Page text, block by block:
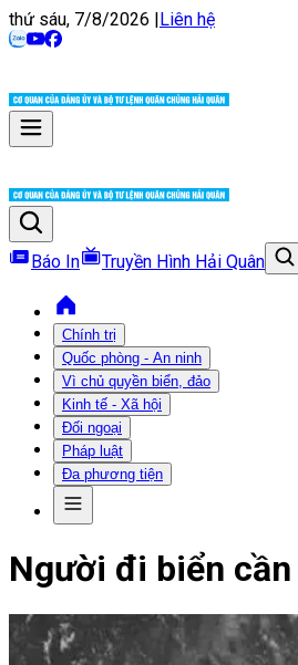
thứ sáu, 7/8/2026 |Liên hệ
Báo In Truyền Hình Hải Quân
Chính trị
Quốc phòng - An ninh
Vì chủ quyền biển, đảo
Kinh tế - Xã hội
Đối ngoại
Pháp luật
Đa phương tiện
Người đi biển